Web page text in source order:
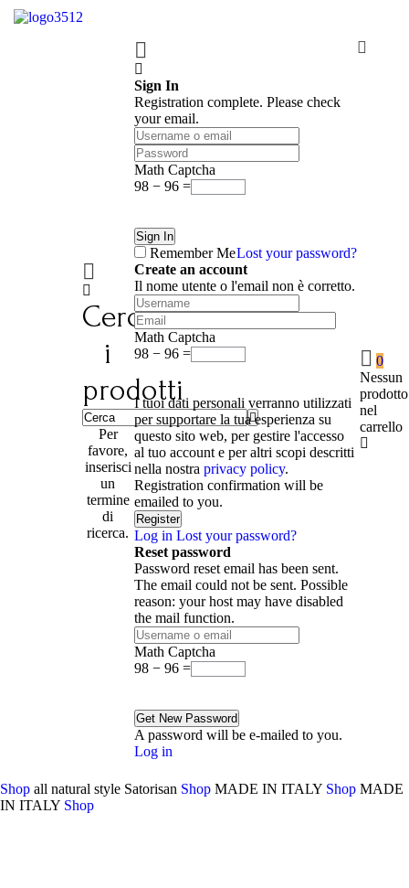
Cerca
i
prodotti
Per
favore,
inserisci
un
termine
di
ricerca.
Sign In
Registration complete. Please check
your email.
Math Captcha
98 − 96 =
Remember MeLost your password?
Create an account
Il nome utente o l'email non è corretto.
Math Captcha
98 − 96 =
I tuoi dati personali verranno utilizzati
per supportare la tua esperienza su
questo sito web, per gestire l'accesso
al tuo account e per altri scopi descritti
nella nostraprivacy policy.
Registration confirmation will be
emailed to you.
Log in Lost your password?
Reset password
Password reset email has been sent.
The email could not be sent. Possible
reason: your host may have disabled
the mail function.
Math Captcha
98 − 96 =
A password will be e-mailed to you.
Log in
0
Nessun
prodotto
nel
carrello
Shop all natural style Satorisan Shop MADE IN ITALY Shop MADE
IN ITALY Shop